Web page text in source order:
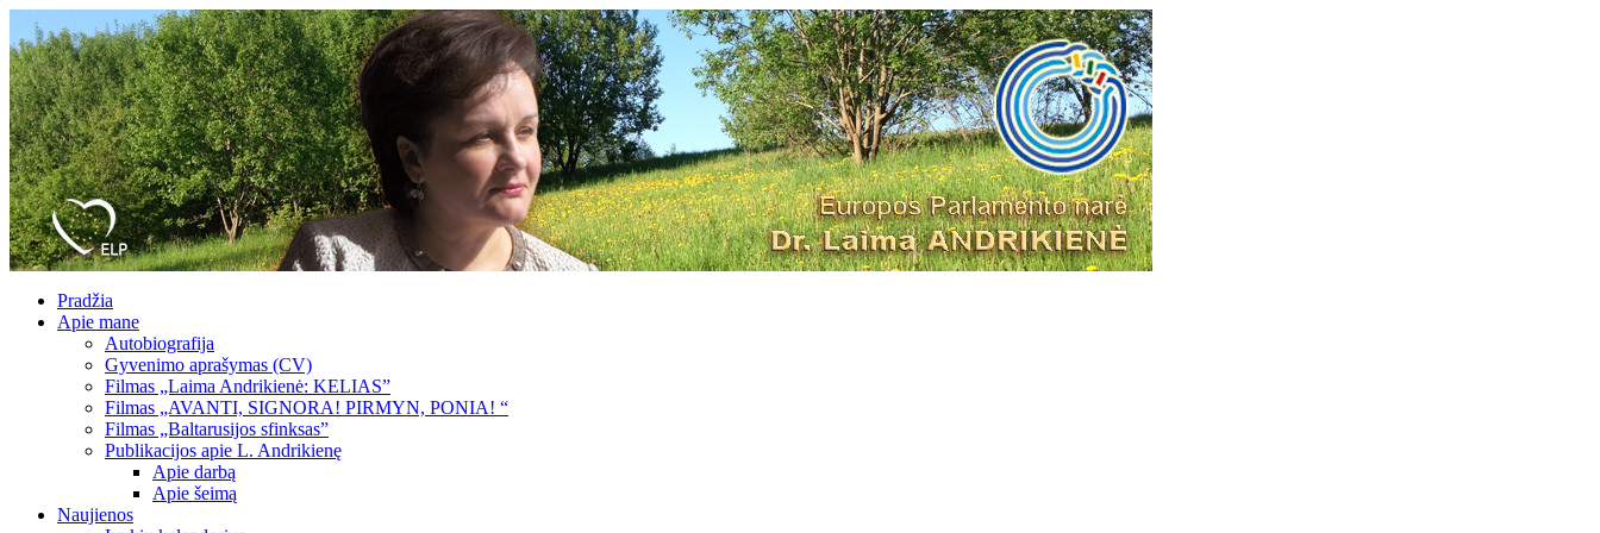
Pradžia
Apie mane
Autobiografija
Gyvenimo aprašymas (CV)
Filmas „Laima Andrikienė: KELIAS”
Filmas „AVANTI, SIGNORA! PIRMYN, PONIA! “
Filmas „Baltarusijos sfinksas”
Publikacijos apie L. Andrikienę
Apie darbą
Apie šeimą
Naujienos